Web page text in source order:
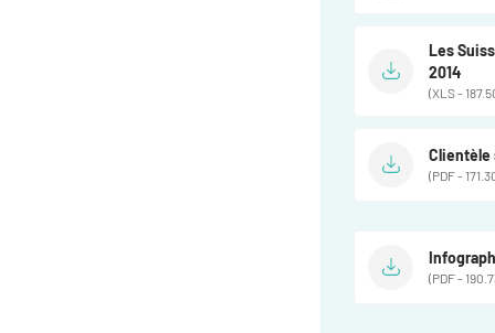
Les
2014
(XLS -
Clientèle
(PDF -
(PDF -